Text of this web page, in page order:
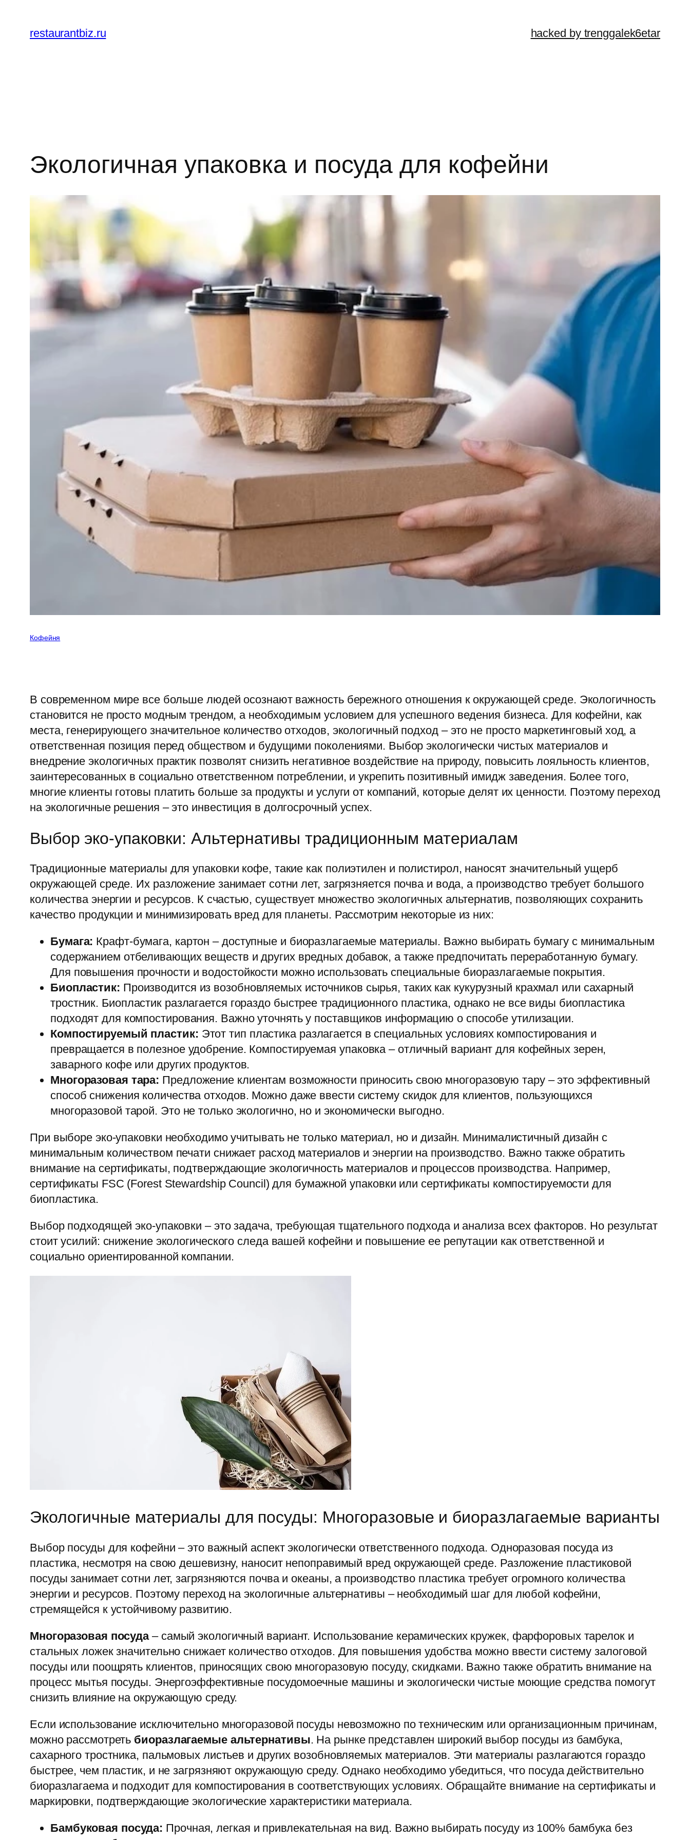
содержимому
restaurantbiz.ru hacked by trenggalek6etar
Экологичная упаковка и посуда для кофейни
Кофейня
В современном мире все больше людей осознают важность бережного отношения к окружающей среде. Экологичность
становится не просто модным трендом, а необходимым условием для успешного ведения бизнеса. Для кофейни, как
места, генерирующего значительное количество отходов, экологичный подход – это не просто маркетинговый ход, а
ответственная позиция перед обществом и будущими поколениями. Выбор экологически чистых материалов и
внедрение экологичных практик позволят снизить негативное воздействие на природу, повысить лояльность клиентов,
заинтересованных в социально ответственном потреблении, и укрепить позитивный имидж заведения. Более того,
многие клиенты готовы платить больше за продукты и услуги от компаний, которые делят их ценности. Поэтому переход
на экологичные решения – это инвестиция в долгосрочный успех.
Выбор эко-упаковки: Альтернативы традиционным материалам
Традиционные материалы для упаковки кофе, такие как полиэтилен и полистирол, наносят значительный ущерб
окружающей среде. Их разложение занимает сотни лет, загрязняется почва и вода, а производство требует большого
количества энергии и ресурсов. К счастью, существует множество экологичных альтернатив, позволяющих сохранить
качество продукции и минимизировать вред для планеты. Рассмотрим некоторые из них:
Бумага: Крафт-бумага, картон – доступные и биоразлагаемые материалы. Важно выбирать бумагу с минимальным
содержанием отбеливающих веществ и других вредных добавок, а также предпочитать переработанную бумагу.
Для повышения прочности и водостойкости можно использовать специальные биоразлагаемые покрытия.
Биопластик: Производится из возобновляемых источников сырья, таких как кукурузный крахмал или сахарный
тростник. Биопластик разлагается гораздо быстрее традиционного пластика, однако не все виды биопластика
подходят для компостирования. Важно уточнять у поставщиков информацию о способе утилизации.
Компостируемый пластик: Этот тип пластика разлагается в специальных условиях компостирования и
превращается в полезное удобрение. Компостируемая упаковка – отличный вариант для кофейных зерен,
заварного кофе или других продуктов.
Многоразовая тара: Предложение клиентам возможности приносить свою многоразовую тару – это эффективный
способ снижения количества отходов. Можно даже ввести систему скидок для клиентов, пользующихся
многоразовой тарой. Это не только экологично, но и экономически выгодно.
При выборе эко-упаковки необходимо учитывать не только материал, но и дизайн. Минималистичный дизайн с
минимальным количеством печати снижает расход материалов и энергии на производство. Важно также обратить
внимание на сертификаты, подтверждающие экологичность материалов и процессов производства. Например,
сертификаты FSC (Forest Stewardship Council) для бумажной упаковки или сертификаты компостируемости для
биопластика.
Выбор подходящей эко-упаковки – это задача, требующая тщательного подхода и анализа всех факторов. Но результат
стоит усилий: снижение экологического следа вашей кофейни и повышение ее репутации как ответственной и
социально ориентированной компании.
Экологичные материалы для посуды: Многоразовые и биоразлагаемые варианты
Выбор посуды для кофейни – это важный аспект экологически ответственного подхода. Одноразовая посуда из
пластика, несмотря на свою дешевизну, наносит непоправимый вред окружающей среде. Разложение пластиковой
посуды занимает сотни лет, загрязняются почва и океаны, а производство пластика требует огромного количества
энергии и ресурсов. Поэтому переход на экологичные альтернативы – необходимый шаг для любой кофейни,
стремящейся к устойчивому развитию.
Многоразовая посуда– самый экологичный вариант. Использование керамических кружек, фарфоровых тарелок и
стальных ложек значительно снижает количество отходов. Для повышения удобства можно ввести систему залоговой
посуды или поощрять клиентов, приносящих свою многоразовую посуду, скидками. Важно также обратить внимание на
процесс мытья посуды. Энергоэффективные посудомоечные машины и экологически чистые моющие средства помогут
снизить влияние на окружающую среду.
Если использование исключительно многоразовой посуды невозможно по техническим или организационным причинам,
можно рассмотреть биоразлагаемые альтернативы. На рынке представлен широкий выбор посуды из бамбука,
сахарного тростника, пальмовых листьев и других возобновляемых материалов. Эти материалы разлагаются гораздо
быстрее, чем пластик, и не загрязняют окружающую среду. Однако необходимо убедиться, что посуда действительно
биоразлагаема и подходит для компостирования в соответствующих условиях. Обращайте внимание на сертификаты и
маркировки, подтверждающие экологические характеристики материала.
Бамбуковая посуда: Прочная, легкая и привлекательная на вид. Важно выбирать посуду из 100% бамбука без